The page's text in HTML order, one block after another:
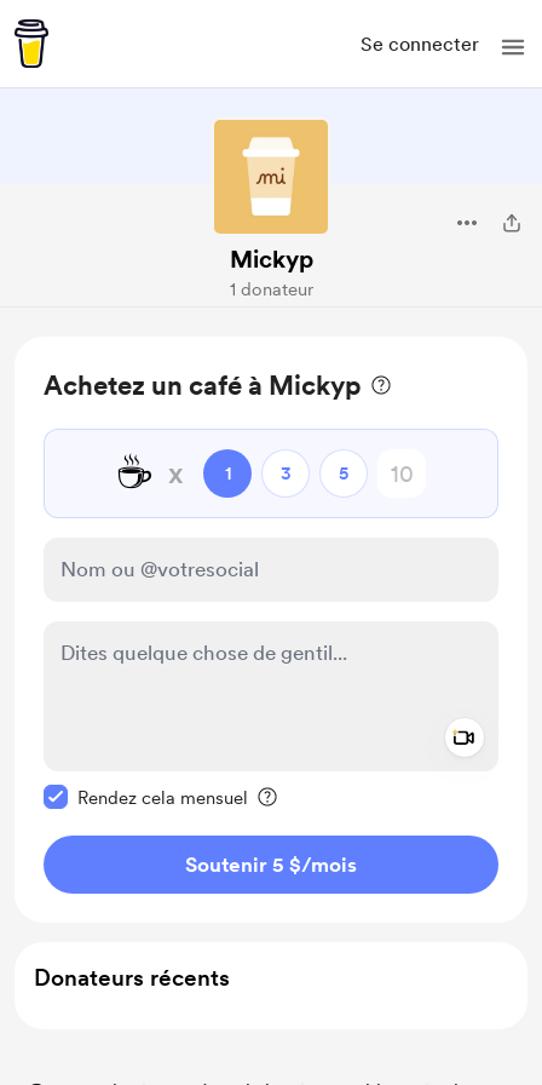
Se connecter
Mickyp
1 donateur
Achetez un café à Mickyp
☕ x 1 3 5
Rendez cela mensuel
Soutenir 5 $/mois
Donateurs récents